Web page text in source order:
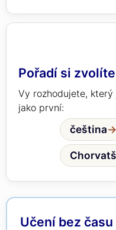
Pořadí si
Vy rozhodujete,
jako první:
čeština→
Učení bez